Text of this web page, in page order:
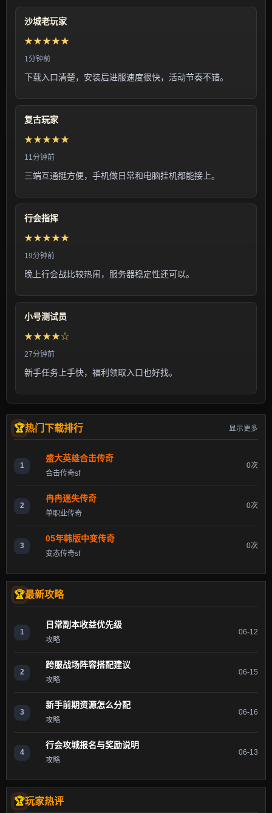
沙城老玩家
★★★★★
1分钟前
下载入口清楚，安装后进服速度很快，活动节奏不错。
复古玩家
★★★★★
11分钟前
三端互通挺方便，手机做日常和电脑挂机都能接上。
行会指挥
★★★★★
19分钟前
晚上行会战比较热闹，服务器稳定性还可以。
小号测试员
★★★★☆
27分钟前
新手任务上手快，福利领取入口也好找。
热门下载排行 显示更多
1
盛大英雄合击传奇
合击传奇sf
0次
2
冉冉迷失传奇
单职业传奇
0次
3
05年韩版中变传奇
变态传奇sf
0次
最新攻略
1
日常副本收益优先级
攻略
06-12
2
跨服战场阵容搭配建议
攻略
06-15
3
新手前期资源怎么分配
攻略
06-16
4
行会攻城报名与奖励说明
攻略
06-13
玩家热评